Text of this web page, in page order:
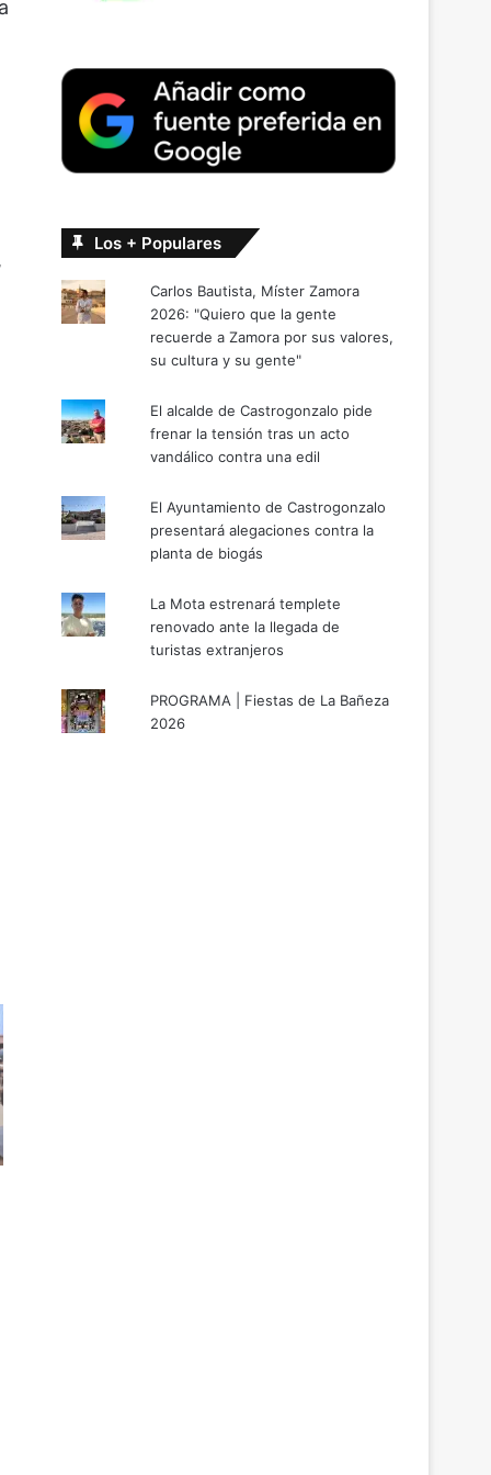
Los + Populares
Carlos Bautista, Míster Zamora
2026: "Quiero que la gente
recuerde a Zamora por sus valores,
su cultura y su gente"
El alcalde de Castrogonzalo pide
frenar la tensión tras un acto
vandálico contra una edil
El Ayuntamiento de Castrogonzalo
presentará alegaciones contra la
planta de biogás
La Mota estrenará templete
renovado ante la llegada de
turistas extranjeros
PROGRAMA | Fiestas de La Bañeza
2026